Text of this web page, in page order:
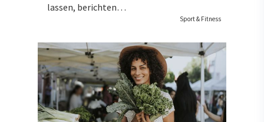
lassen, berichten…
Sport & Fitness